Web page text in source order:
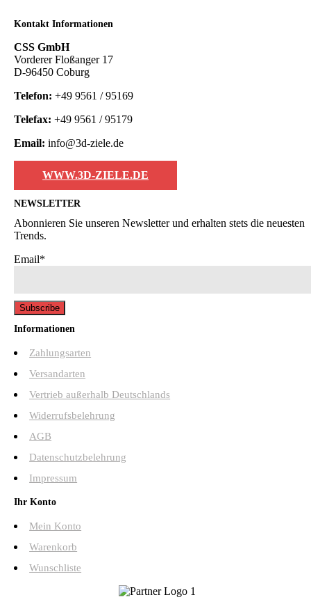
Kontakt Informationen
CSS GmbH
Vorderer Floßanger 17
D-96450 Coburg
Telefon: +49 9561 / 95169
Telefax: +49 9561 / 95179
Email: info@3d-ziele.de
WWW.3D-ZIELE.DE
NEWSLETTER
Abonnieren Sie unseren Newsletter und erhalten stets die neuesten
Trends.
Email*
Informationen
Zahlungsarten
Versandarten
Vertrieb außerhalb Deutschlands
Widerrufsbelehrung
AGB
Datenschutzbelehrung
Impressum
Ihr Konto
Mein Konto
Warenkorb
Wunschliste